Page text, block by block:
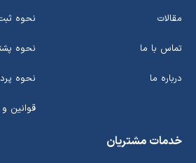
مقالات
تماس با ما
درباره ما
نحوه
نحوه
نحوه
قوانین
خدمات مشتریان